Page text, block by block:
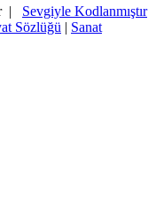
| Sevgiyle Kodlanmıştır
Sözlüğü | Sanat